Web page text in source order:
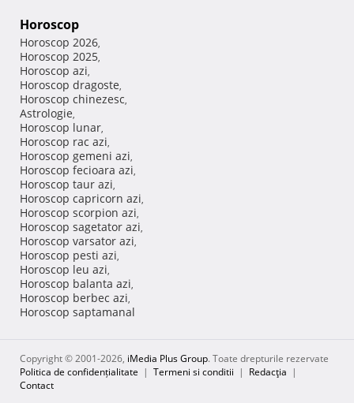
Horoscop
Horoscop 2026,
Horoscop 2025,
Horoscop azi,
Horoscop dragoste,
Horoscop chinezesc,
Astrologie,
Horoscop lunar,
Horoscop rac azi,
Horoscop gemeni azi,
Horoscop fecioara azi,
Horoscop taur azi,
Horoscop capricorn azi,
Horoscop scorpion azi,
Horoscop sagetator azi,
Horoscop varsator azi,
Horoscop pesti azi,
Horoscop leu azi,
Horoscop balanta azi,
Horoscop berbec azi,
Horoscop saptamanal
Copyright © 2001-2026, iMedia Plus Group. Toate drepturile rezervate
Politica de confidențialitate | Termeni si conditii | Redacţia |
Contact